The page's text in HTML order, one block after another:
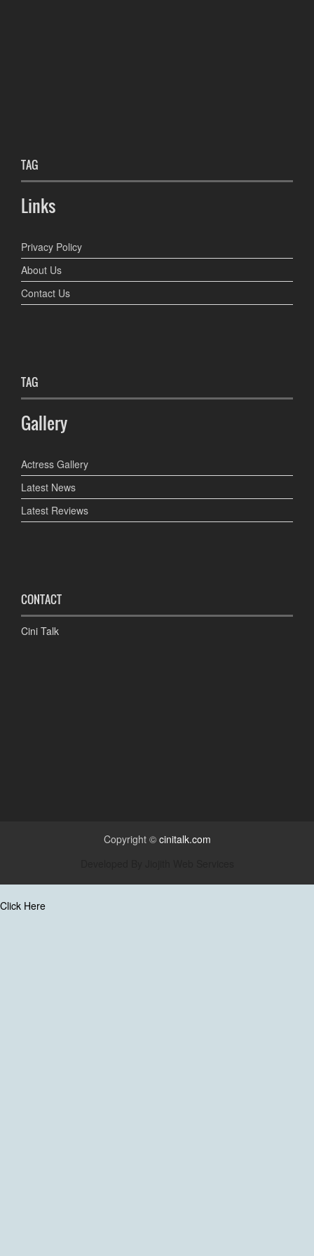
TAG
Links
Privacy Policy
About Us
Contact Us
TAG
Gallery
Actress Gallery
Latest News
Latest Reviews
CONTACT
Cini Talk
Copyright © cinitalk.com
Click Here